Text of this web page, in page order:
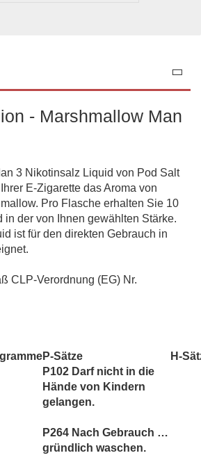
- Marshmallow Man
3 Nikotinsalz Liquid von Pod Salt
E-Zigarette das Aroma von
Pro Flasche erhalten Sie 10
in der von Ihnen gewählten Stärke.
ist für den direkten Gebrauch in
CLP-Verordnung (EG) Nr.
P-Sätze H-
P102 Darf nicht in die
Hände von Kindern
gelangen.
P264 Nach Gebrauch …
gründlich waschen.